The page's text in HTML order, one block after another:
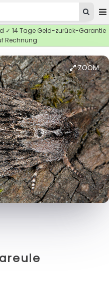
✓ 14 Tage Geld-zurück-Garantie
Rechnung
ZOOM